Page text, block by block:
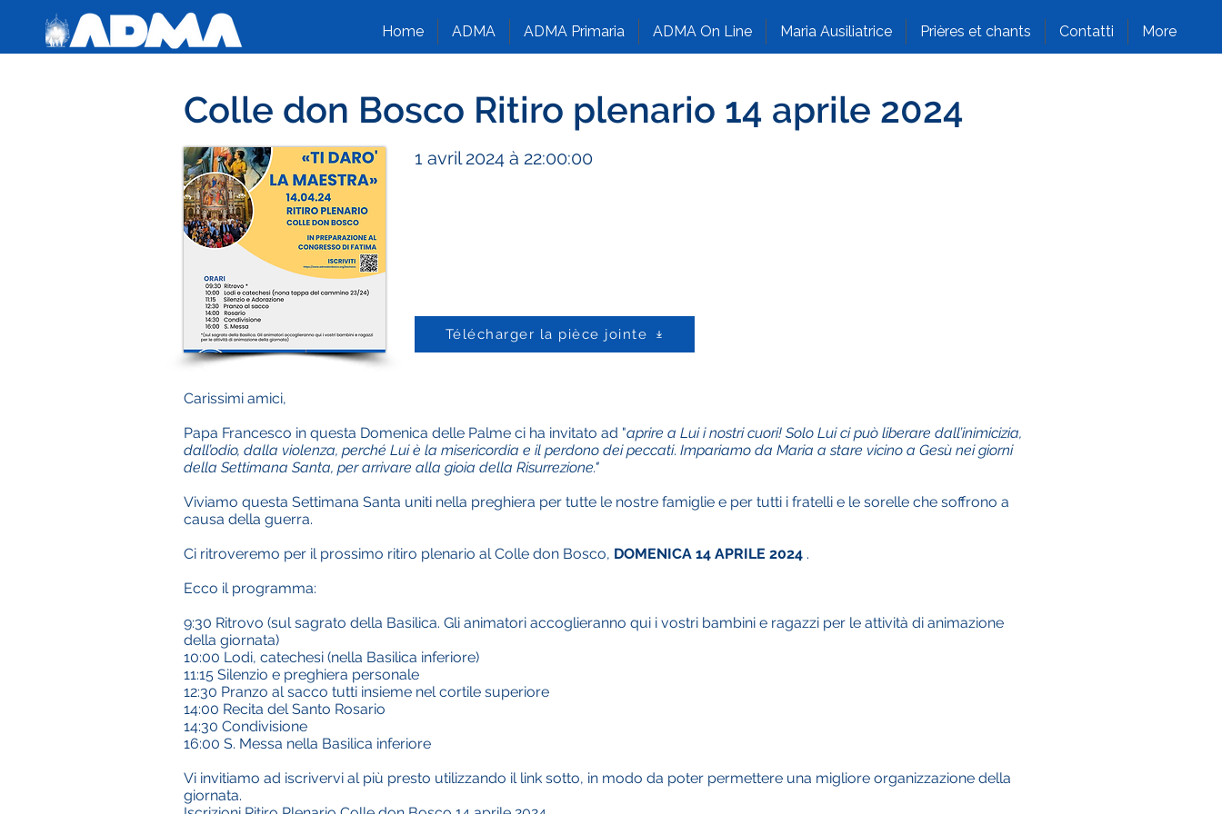
Home ADMA ADMA Primaria ADMA On Line Maria Ausiliatrice Prières et chants Contatti More
Colle don Bosco Ritiro plenario 14 aprile 2024
1 avril 2024 à 22:00:00
Télécharger la pièce jointe
Carissimi amici,
Papa Francesco in questa Domenica delle Palme ci ha invitato ad "aprire a Lui i nostri cuori! Solo Lui ci può liberare dall’inimicizia,
dall’odio, dalla violenza, perché Lui è la misericordia e il perdono dei peccati. Impariamo da Maria a stare vicino a Gesù nei giorni
della Settimana Santa, per arrivare alla gioia della Risurrezione."
Viviamo questa Settimana Santa uniti nella preghiera per tutte le nostre famiglie e per tutti i fratelli e le sorelle che soffrono a
causa della guerra.
Ci ritroveremo per il prossimo ritiro plenario al Colle don Bosco, DOMENICA 14 APRILE 2024 .
Ecco il programma:
9:30 Ritrovo (sul sagrato della Basilica. Gli animatori accoglieranno qui i vostri bambini e ragazzi per le attività di animazione
della giornata)
10:00 Lodi, catechesi (nella Basilica inferiore)
11:15 Silenzio e preghiera personale
12:30 Pranzo al sacco tutti insieme nel cortile superiore
14:00 Recita del Santo Rosario
14:30 Condivisione
16:00 S. Messa nella Basilica inferiore
Vi invitiamo ad iscrivervi al più presto utilizzando il link sotto, in modo da poter permettere una migliore organizzazione della
giornata.